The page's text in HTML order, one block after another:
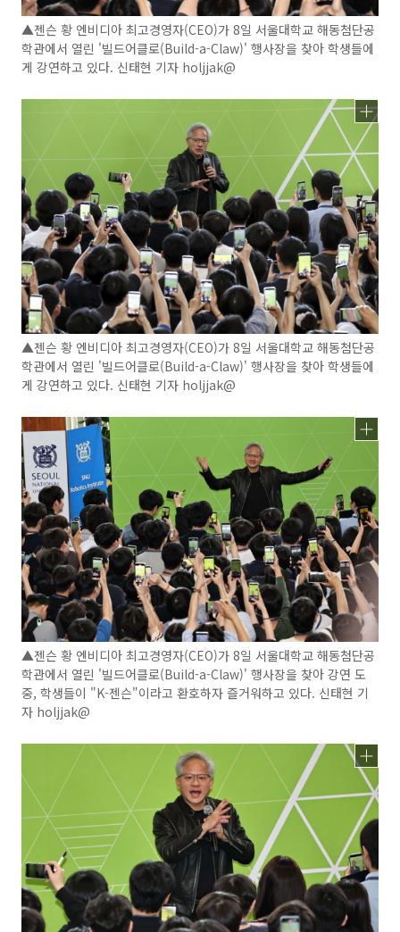
▲젠슨 황 엔비디아 최고경영자(CEO)가 8일 서울대학교 해동첨단공
학관에서 열린 '빌드어클로(Build-a-Claw)' 행사장을 찾아 학생들에
게 강연하고 있다. 신태현 기자 holjjak@
▲젠슨 황 엔비디아 최고경영자(CEO)가 8일 서울대학교 해동첨단공
학관에서 열린 '빌드어클로(Build-a-Claw)' 행사장을 찾아 학생들에
게 강연하고 있다. 신태현 기자 holjjak@
▲젠슨 황 엔비디아 최고경영자(CEO)가 8일 서울대학교 해동첨단공
학관에서 열린 '빌드어클로(Build-a-Claw)' 행사장을 찾아 강연 도
중, 학생들이 "K-젠슨"이라고 환호하자 즐거워하고 있다. 신태현 기
자 holjjak@